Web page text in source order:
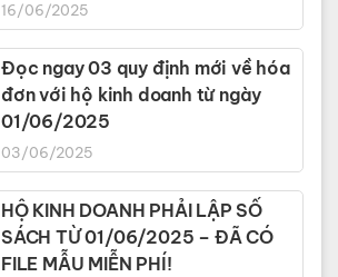
16/06/2025
Đọc ngay 03 quy định mới về hóa
đơn với hộ kinh doanh từ ngày
01/06/2025
03/06/2025
HỘ KINH DOANH PHẢI LẬP SỔ
SÁCH TỪ 01/06/2025 – ĐÃ CÓ
FILE MẪU MIỄN PHÍ!